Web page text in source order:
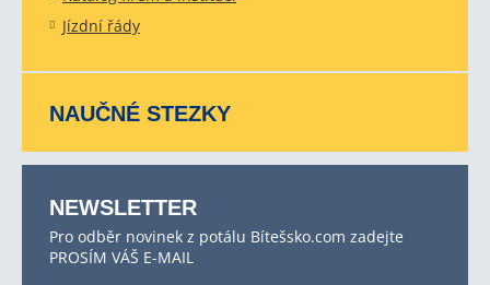
Jízdní řády
NAUČNÉ STEZKY
NEWSLETTER
Pro odběr novinek z potálu Bítešsko.com zadejte
PROSÍM VÁŠ E-MAIL